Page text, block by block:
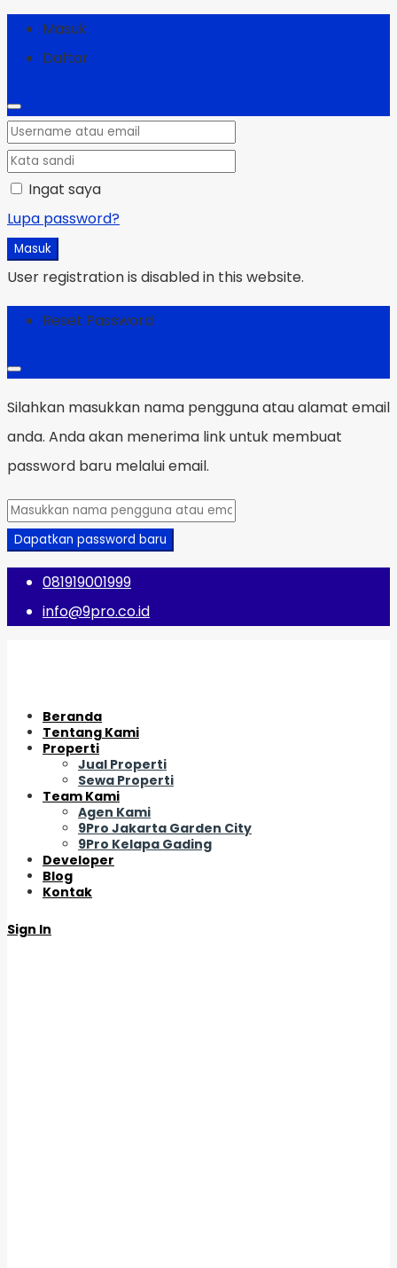
Masuk
Daftar
Ingat saya
Lupa password?
Masuk
User registration is disabled in this website.
Reset Password
Silahkan masukkan nama pengguna atau alamat email
anda. Anda akan menerima link untuk membuat
password baru melalui email.
Dapatkan password baru
081919001999
info@9pro.co.id
Beranda
Tentang Kami
Properti
Jual Properti
Sewa Properti
Team Kami
Agen Kami
9Pro Jakarta Garden City
9Pro Kelapa Gading
Developer
Blog
Kontak
Sign In